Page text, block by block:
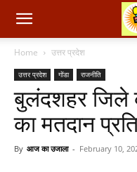
Home उत्तर प्रदेश
उत्तर प्रदेश गोंडा राजनीति
बुलंदशहर जिले
का मतदान
By आज का उजाला - February 10,